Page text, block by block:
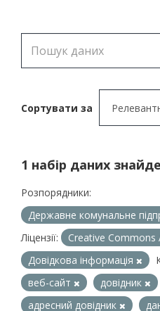
Сортувати за
1 набір даних
Розпорядники:
Державне комунальне
Ліцензії:
Creative Commons
Довідкова інформація
веб-сайт
довідник
адресний довідник